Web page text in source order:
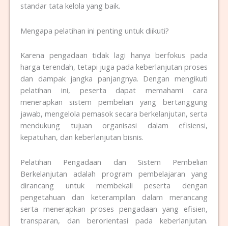
standar tata kelola yang baik.
Mengapa pelatihan ini penting untuk diikuti?
Karena pengadaan tidak lagi hanya berfokus pada
harga terendah, tetapi juga pada keberlanjutan proses
dan dampak jangka panjangnya. Dengan mengikuti
pelatihan ini, peserta dapat memahami cara
menerapkan sistem pembelian yang bertanggung
jawab, mengelola pemasok secara berkelanjutan, serta
mendukung tujuan organisasi dalam efisiensi,
kepatuhan, dan keberlanjutan bisnis.
Pelatihan Pengadaan dan Sistem Pembelian
Berkelanjutan adalah program pembelajaran yang
dirancang untuk membekali peserta dengan
pengetahuan dan keterampilan dalam merancang
serta menerapkan proses pengadaan yang efisien,
transparan, dan berorientasi pada keberlanjutan.